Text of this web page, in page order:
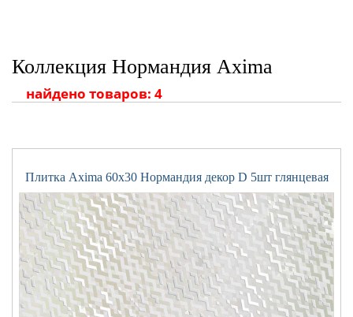
Коллекция Нормандия Axima
найдено товаров: 4
Плитка Axima 60x30 Нормандия декор D 5шт глянцевая